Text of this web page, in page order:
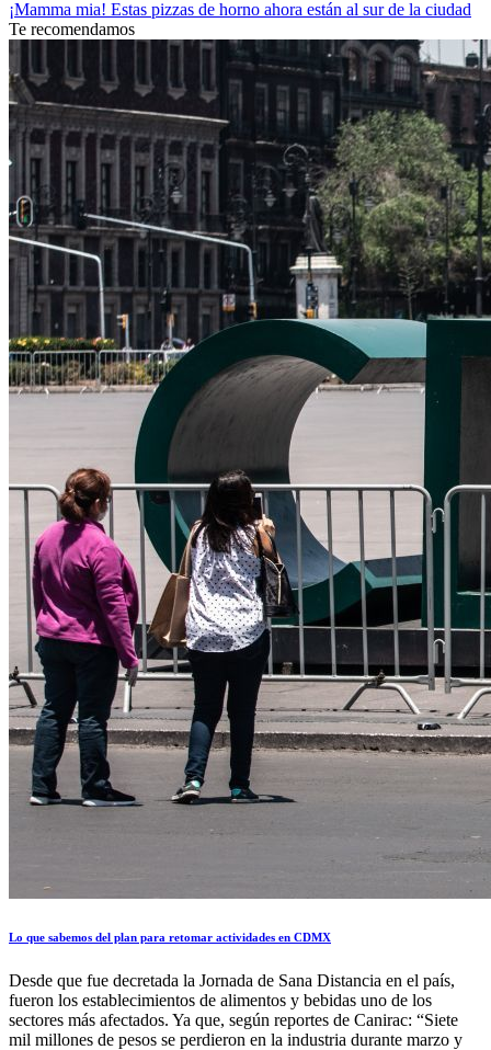
¡Mamma mia! Estas pizzas de horno ahora están al sur de la ciudad
Te recomendamos
Lo que sabemos del plan para retomar actividades en CDMX
Desde que fue decretada la Jornada de Sana Distancia en el país,
fueron los establecimientos de alimentos y bebidas uno de los
sectores más afectados. Ya que, según reportes de Canirac: “Siete
mil millones de pesos se perdieron en la industria durante marzo y